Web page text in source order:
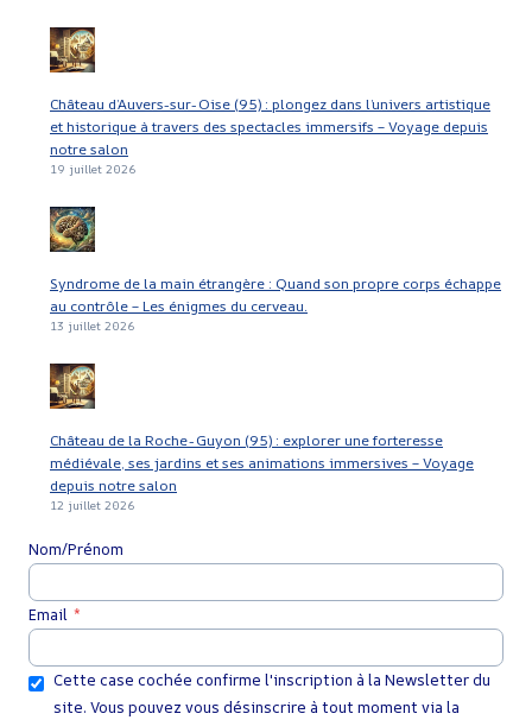
Château d’Auvers-sur-Oise (95) : plongez dans l’univers artistique
et historique à travers des spectacles immersifs – Voyage depuis
notre salon
19 juillet 2026
Syndrome de la main étrangère : Quand son propre corps échappe
au contrôle – Les énigmes du cerveau.
13 juillet 2026
Château de la Roche-Guyon (95) : explorer une forteresse
médiévale, ses jardins et ses animations immersives – Voyage
depuis notre salon
12 juillet 2026
Nom/Prénom
Email *
Cette case cochée confirme l'inscription à la Newsletter du
site. Vous pouvez vous désinscrire à tout moment via la